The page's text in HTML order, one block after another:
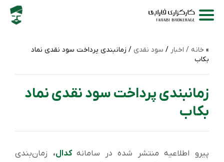
خانه / اخبار / سود نقدی / زمانبندی پرداخت سود نقدی نماد
بکاب
زمانبندی پرداخت سود نقدی نماد
بکاب
پیرو اطلاعیه منتشر شده در سامانهکدال، زمان‌بندی